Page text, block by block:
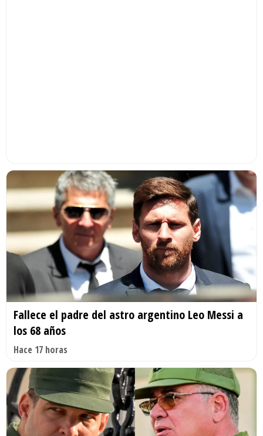
Fallece el padre del astro argentino Leo Messi a
los 68 años
Hace 17 horas